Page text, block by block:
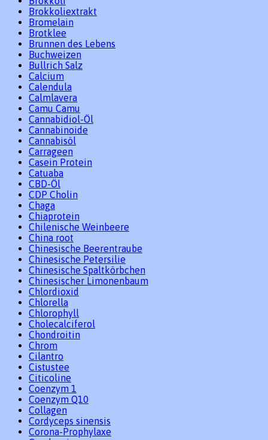
Brokkoliextrakt
Bromelain
Brotklee
Brunnen des Lebens
Buchweizen
Bullrich Salz
Calcium
Calendula
Calmlavera
Camu Camu
Cannabidiol-Öl
Cannabinoide
Cannabisöl
Carrageen
Casein Protein
Catuaba
CBD-Öl
CDP Cholin
Chaga
Chiaprotein
Chilenische Weinbeere
China root
Chinesische Beerentraube
Chinesische Petersilie
Chinesische Spaltkörbchen
Chinesischer Limonenbaum
Chlordioxid
Chlorella
Chlorophyll
Cholecalciferol
Chondroitin
Chrom
Cilantro
Cistustee
Citicoline
Coenzym 1
Coenzym Q10
Collagen
Cordyceps sinensis
Corona-Prophylaxe